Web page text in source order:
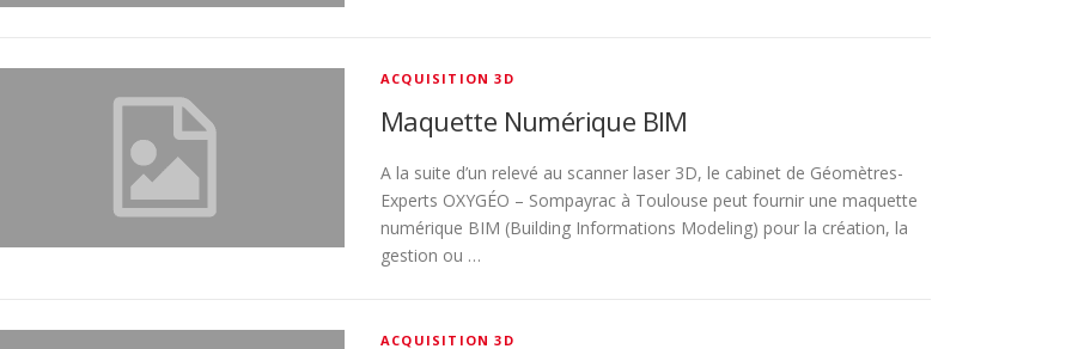
ACQUISITION 3D
Maquette Numérique BIM
A la suite d’un relevé au scanner laser 3D, le cabinet de Géomètres-
Experts OXYGÉO – Sompayrac à Toulouse peut fournir une maquette
numérique BIM (Building Informations Modeling) pour la création, la
gestion ou …
ACQUISITION 3D